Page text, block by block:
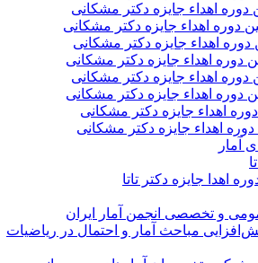
اهداء جایزه دکتر مشکانی
دوره اهداء جایزه دکتر مشکانی
دوره اهداء جایزه دکتر مشکانی
اهداء جایزه دکتر مشکانی
دوره اهداء جایزه دکتر مشکانی
دوره اهداء جایزه دکتر مشکانی
اهداء جایزه دکتر مشکانی
اهداء جایزه دکتر مشکانی
اهدا جایزه دکتر تاتا
و تخصصی انجمن آمار ایران
مباحث آمار و احتمال در ریاضیات